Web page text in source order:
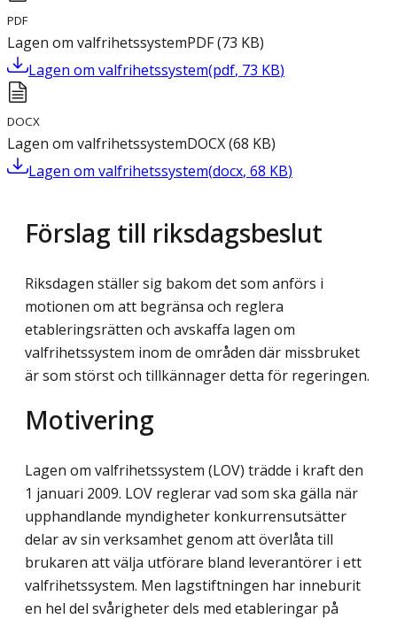
PDF
Lagen om valfrihetssystemPDF(73 KB)
Lagen om valfrihetssystem(pdf, 73 KB)
DOCX
Lagen om valfrihetssystemDOCX(68 KB)
Lagen om valfrihetssystem(docx, 68 KB)
Förslag till riksdagsbeslut
Riksdagen ställer sig bakom det som anförs i
motionen om att begränsa och reglera
etableringsrätten och avskaffa lagen om
valfrihetssystem inom de områden där missbruket
är som störst och tillkännager detta för regeringen.
Motivering
Lagen om valfrihetssystem (LOV) trädde i kraft den
1 januari 2009. LOV reglerar vad som ska gälla när
upphandlande myndigheter konkurrensutsätter
delar av sin verksam­het genom att överlåta till
brukaren att välja utförare bland leverantörer i ett
valfrihets­system. Men lagstiftningen har inneburit
en hel del svårigheter dels med etableringar på